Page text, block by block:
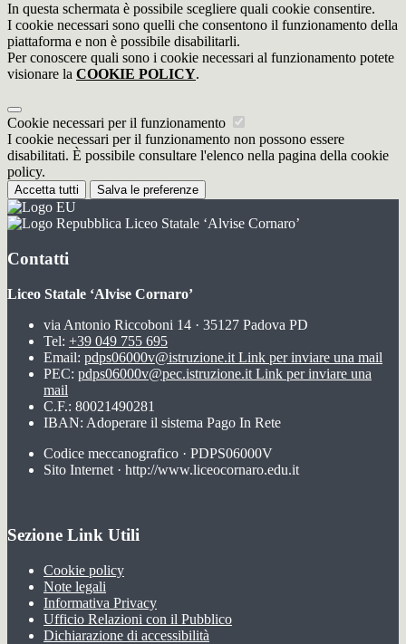
In questa schermata è possibile scegliere quali cookie consentire.
I cookie necessari sono quelli che consentono il funzionamento della
piattaforma e non è possibile disabilitarli.
Per conoscere quali sono i cookie necessari al funzionamento potete
visionare la COOKIE POLICY.
Cookie necessari per il funzionamento
I cookie necessari per il funzionamento non possono essere
disabilitati. È possibile consultare l'elenco nella pagina della cookie
policy.
Accetta tutti Salva le preferenze
Liceo Statale ‘Alvise Cornaro’
Contatti
Liceo Statale ‘Alvise Cornaro’
via Antonio Riccoboni 14 · 35127 Padova PD
Tel: +39 049 755 695
Email: pdps06000v@istruzione.it Link per inviare una mail
PEC: pdps06000v@pec.istruzione.it Link per inviare una
mail
C.F.: 80021490281
IBAN: Adoperare il sistema Pago In Rete
Codice meccanografico · PDPS06000V
Sito Internet · http://www.liceocornaro.edu.it
Sezione Link Utili
Cookie policy
Note legali
Informativa Privacy
Ufficio Relazioni con il Pubblico
Dichiarazione di accessibilità